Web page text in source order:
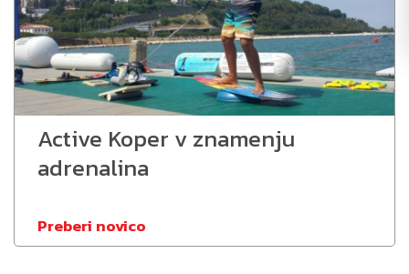
Active Koper v znamenju
adrenalina
Preberi novico